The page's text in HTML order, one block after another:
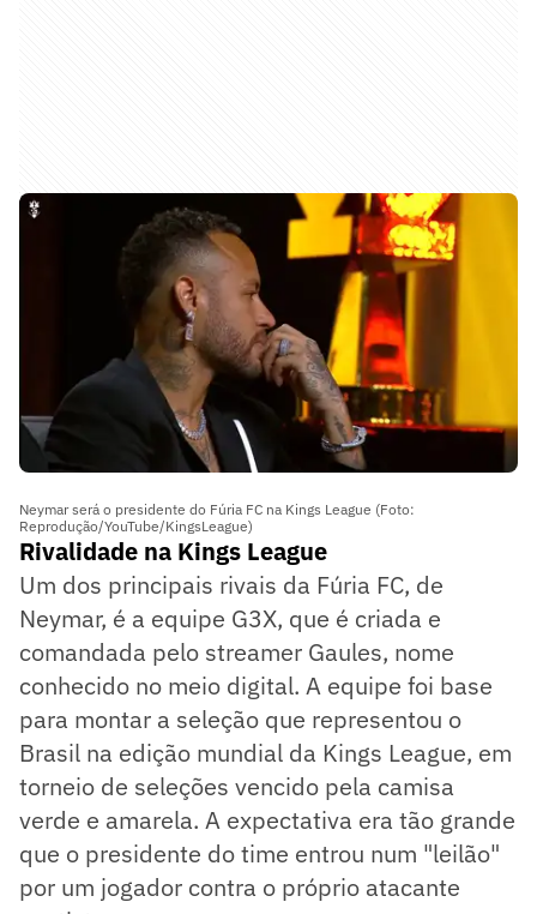
Neymar será o presidente do Fúria FC na Kings League (Foto:
Reprodução/YouTube/KingsLeague)
Rivalidade na Kings League
Um dos principais rivais da Fúria FC, de
Neymar, é a equipe G3X, que é criada e
comandada pelo streamer Gaules, nome
conhecido no meio digital. A equipe foi base
para montar a seleção que representou o
Brasil na edição mundial da Kings League, em
torneio de seleções vencido pela camisa
verde e amarela. A expectativa era tão grande
que o presidente do time entrou num "leilão"
por um jogador contra o próprio atacante